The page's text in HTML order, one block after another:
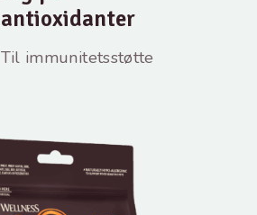
antioxidanter
Til immunitetsstøtte